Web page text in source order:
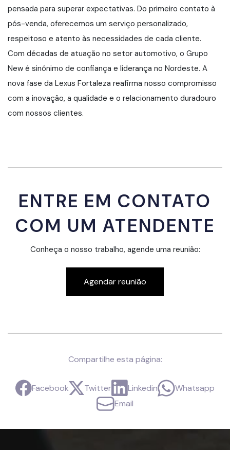
pensada para superar expectativas. Do primeiro contato à
pós-venda, oferecemos um serviço personalizado,
respeitoso e atento às necessidades de cada cliente.
Com décadas de atuação no setor automotivo, o Grupo
New é sinônimo de confiança e liderança no Nordeste. A
nova fase da Lexus Fortaleza reafirma nosso compromisso
com a inovação, a qualidade e o relacionamento duradouro
com nossos clientes.
ENTRE EM CONTATO
COM UM ATENDENTE
Conheça o nosso trabalho, agende uma reunião:
Agendar reunião
Compartilhe esta página:
Facebook Twitter Linkedin
Whatsapp
Email